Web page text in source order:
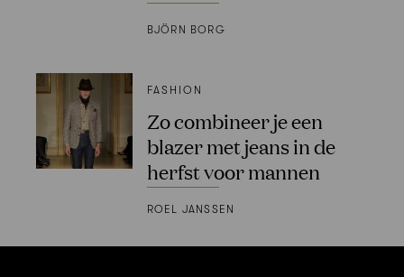
BJÖRN BORG
FASHION
Zo combineer je een
blazer met jeans in de
herfst voor mannen
ROEL JANSSEN